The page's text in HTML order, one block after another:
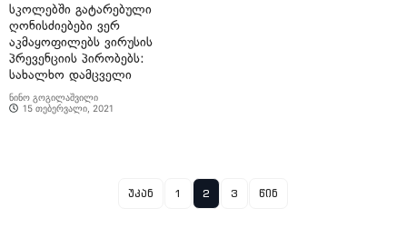
სკოლებში გატარებული
ღონისძიებები ვერ
აკმაყოფილებს ვირუსის
პრევენციის პირობებს:
სახალხო დამცველი
ნინო გოგილაშვილი
15 თებერვალი, 2021
უკან 1 2 3 წინ